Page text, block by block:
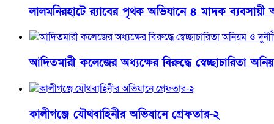
লালমনিরহাটে র‍্যাবের পৃথক অভিযানে ৪ মাদক
আদিতমারী কলেজের অধ্যক্ষের বিরুদ্ধে স্বেচ্ছাচারিতা
কালীগঞ্জে যৌথবাহিনীর অভিযানে গ্রেফতার-২